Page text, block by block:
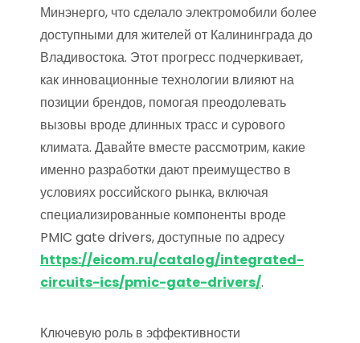
Минэнерго, что сделало электромобили более
доступными для жителей от Калининграда до
Владивостока. Этот прогресс подчеркивает,
как инновационные технологии влияют на
позиции брендов, помогая преодолевать
вызовы вроде длинных трасс и сурового
климата. Давайте вместе рассмотрим, какие
именно разработки дают преимущество в
условиях российского рынка, включая
специализированные компоненты вроде
PMIC gate drivers, доступные по адресу
https://eicom.ru/catalog/integrated-
circuits-ics/pmic-gate-drivers/.
Ключевую роль в эффективности